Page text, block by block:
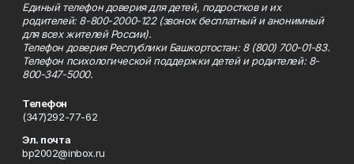
Единый телефон доверия для детей, подростков и их
родителей: 8-800-2000-122 (звонок бесплатный и анонимный
для всех жителей России).
Телефон доверия Республики Башкортостан: 8 (800) 700-01-83.
Телефон психологической поддержки детей и родителей: 8-
800-347-5000.
Телефон
(347)292-77-62
Эл. почта
bp2002@inbox.ru